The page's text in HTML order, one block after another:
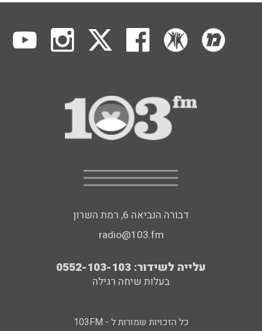
דבורה הנביאה 6, רמת השרון
radio@103.fm
עלייה לשידור: 0552-103-103
בעלות שיחה רגילה
כל הזכויות שמורות ל - 103FM